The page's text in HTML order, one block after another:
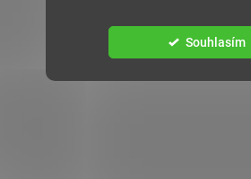
Souhlasím